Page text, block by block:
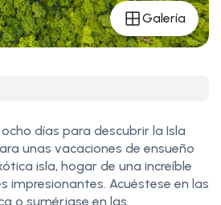
Galería
días para descubrir la Isla
unas vacaciones de ensueño
isla, hogar de una increíble
impresionantes. Acuéstese en las
o sumérjase en las